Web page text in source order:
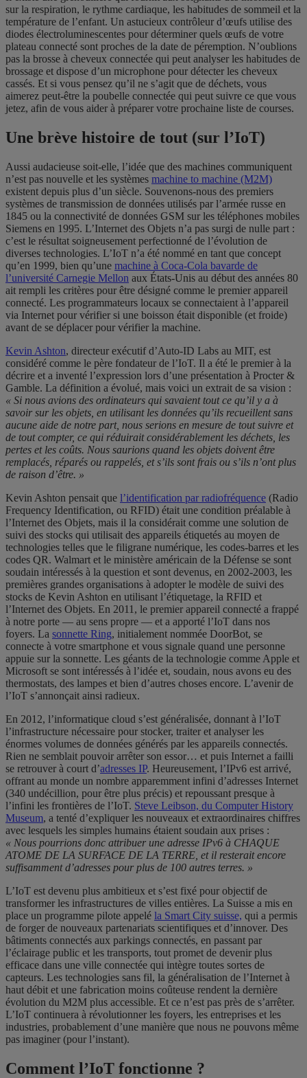
sur la respiration, le rythme cardiaque, les habitudes de sommeil et la
température de l’enfant. Un astucieux contrôleur d’œufs utilise des
diodes électroluminescentes pour déterminer quels œufs de votre
plateau connecté sont proches de la date de péremption. N’oublions
pas la brosse à cheveux connectée qui peut analyser les habitudes de
brossage et dispose d’un microphone pour détecter les cheveux
cassés. Et si vous pensez qu’il ne s’agit que de déchets, vous
aimerez peut-être la poubelle connectée qui peut suivre ce que vous
jetez, afin de vous aider à préparer votre prochaine liste de courses.
Une brève histoire de tout (sur l’IoT)
Aussi audacieuse soit-elle, l’idée que des machines communiquent
n’est pas nouvelle et les systèmes machine to machine (M2M)
existent depuis plus d’un siècle. Souvenons-nous des premiers
systèmes de transmission de données utilisés par l’armée russe en
1845 ou la connectivité de données GSM sur les téléphones mobiles
Siemens en 1995. L’Internet des Objets n’a pas surgi de nulle part :
c’est le résultat soigneusement perfectionné de l’évolution de
diverses technologies. L’IoT n’a été nommé en tant que concept
qu’en 1999, bien qu’une machine à Coca-Cola bavarde de
l’université Carnegie Mellon aux États-Unis au début des années 80
ait rempli les critères pour être désigné comme le premier appareil
connecté. Les programmateurs locaux se connectaient à l’appareil
via Internet pour vérifier si une boisson était disponible (et froide)
avant de se déplacer pour vérifier la machine.
Kevin Ashton, directeur exécutif d’Auto-ID Labs au MIT, est
considéré comme le père fondateur de l’IoT. Il a été le premier à la
décrire et a inventé l’expression lors d’une présentation à Procter &
Gamble. La définition a évolué, mais voici un extrait de sa vision :
« Si nous avions des ordinateurs qui savaient tout ce qu’il y a à
savoir sur les objets, en utilisant les données qu’ils recueillent sans
aucune aide de notre part, nous serions en mesure de tout suivre et
de tout compter, ce qui réduirait considérablement les déchets, les
pertes et les coûts. Nous saurions quand les objets doivent être
remplacés, réparés ou rappelés, et s’ils sont frais ou s’ils n’ont plus
de raison d’être. »
Kevin Ashton pensait que l’identification par radiofréquence (Radio
Frequency Identification, ou RFID) était une condition préalable à
l’Internet des Objets, mais il la considérait comme une solution de
suivi des stocks qui utilisait des appareils étiquetés au moyen de
technologies telles que le filigrane numérique, les codes-barres et les
codes QR. Walmart et le ministère américain de la Défense se sont
soudain intéressés à la question et sont devenus, en 2002-2003, les
premières grandes organisations à adopter le modèle de suivi des
stocks de Kevin Ashton en utilisant l’étiquetage, la RFID et
l’Internet des Objets. En 2011, le premier appareil connecté a frappé
à notre porte — au sens propre — et a apporté l’IoT dans nos
foyers. La sonnette Ring, initialement nommée DoorBot, se
connecte à votre smartphone et vous signale quand une personne
appuie sur la sonnette. Les géants de la technologie comme Apple et
Microsoft se sont intéressés à l’idée et, soudain, nous avons eu des
thermostats, des lampes et bien d’autres choses encore. L’avenir de
l’IoT s’annonçait ainsi radieux.
En 2012, l’informatique cloud s’est généralisée, donnant à l’IoT
l’infrastructure nécessaire pour stocker, traiter et analyser les
énormes volumes de données générés par les appareils connectés.
Rien ne semblait pouvoir arrêter son essor… et puis Internet a failli
se retrouver à court d’adresses IP. Heureusement, l’IPv6 est arrivé,
offrant au monde un nombre apparemment infini d’adresses Internet
(340 undécillion, pour être plus précis) et repoussant presque à
l’infini les frontières de l’IoT. Steve Leibson, du Computer History
Museum, a tenté d’expliquer les nouveaux et extraordinaires chiffres
avec lesquels les simples humains étaient soudain aux prises :
« Nous pourrions donc attribuer une adresse IPv6 à CHAQUE
ATOME DE LA SURFACE DE LA TERRE, et il resterait encore
suffisamment d’adresses pour plus de 100 autres terres. »
L’IoT est devenu plus ambitieux et s’est fixé pour objectif de
transformer les infrastructures de villes entières. La Suisse a mis en
place un programme pilote appelé la Smart City suisse, qui a permis
de forger de nouveaux partenariats scientifiques et d’innover. Des
bâtiments connectés aux parkings connectés, en passant par
l’éclairage public et les transports, tout promet de devenir plus
efficace dans une ville connectée qui intègre toutes sortes de
capteurs. Les technologies sans fil, la généralisation de l’Internet à
haut débit et une fabrication moins coûteuse rendent la dernière
évolution du M2M plus accessible. Et ce n’est pas près de s’arrêter.
L’IoT continuera à révolutionner les foyers, les entreprises et les
industries, probablement d’une manière que nous ne pouvons même
pas imaginer (pour l’instant).
Comment l’IoT fonctionne ?